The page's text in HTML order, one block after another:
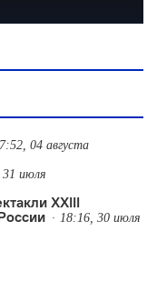
7:52, 04 августа
июля
XXIII
18:16, 30 июля